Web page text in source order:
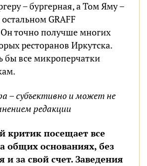
– бургерная, а Том Яму –
GRAFF
точно получше многих
ресторанов Иркутска.
бы все микроперчатки
– субъективно и может не
редакции
критик посещает все
общих основаниях, без
и за свой счет. Заведения